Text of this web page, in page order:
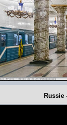
Russie